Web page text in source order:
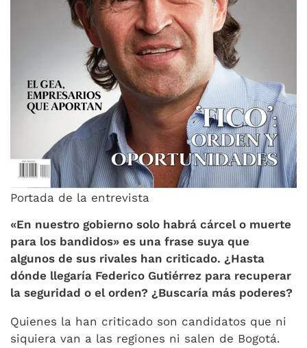
Portada de la entrevista
«En nuestro gobierno solo habrá cárcel o muerte
para los bandidos» es una frase suya que
algunos de sus rivales han criticado. ¿Hasta
dónde llegaría Federico Gutiérrez para recuperar
la seguridad o el orden? ¿Buscaría más poderes?
Quienes la han criticado son candidatos que ni
siquiera van a las regiones ni salen de Bogotá.